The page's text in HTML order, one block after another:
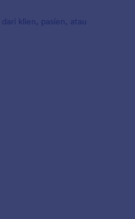
klien, pasien, atau